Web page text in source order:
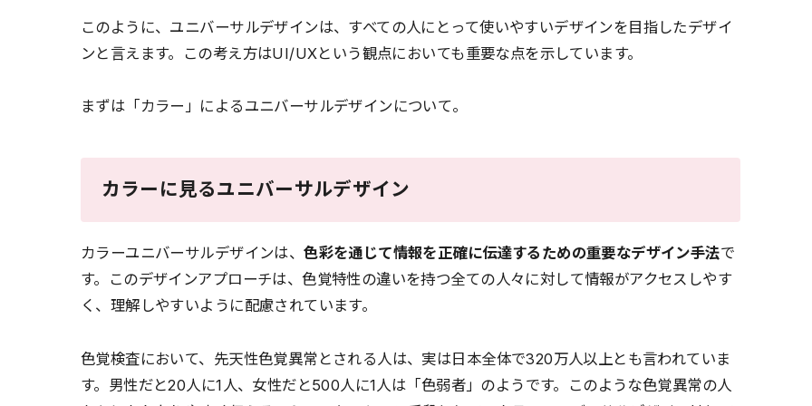
このように、ユニバーサルデザインは、すべての人にとって使いやすいデザインを目指したデザイ
ンと言えます。この考え方はUI/UXという観点においても重要な点を示しています。
まずは「カラー」によるユニバーサルデザインについて。
カラーに見るユニバーサルデザイン
カラーユニバーサルデザインは、色彩を通じて情報を正確に伝達するための重要なデザイン手法で
す。このデザインアプローチは、色覚特性の違いを持つ全ての人々に対して情報がアクセスしやす
く、理解しやすいように配慮されています。
色覚検査において、先天性色覚異常とされる人は、実は日本全体で320万人以上とも言われていま
す。男性だと20人に1人、女性だと500人に1人は「色弱者」のようです。このような色覚異常の人